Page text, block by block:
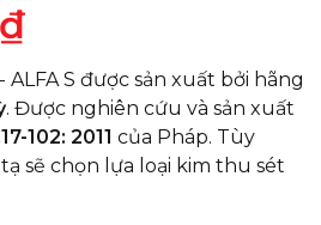
ALFA S được sản xuất bởi hãng
. Được nghiên cứu và sản xuất
102: 2011 của Pháp. Tùy
sẽ chọn lựa loại kim thu sét